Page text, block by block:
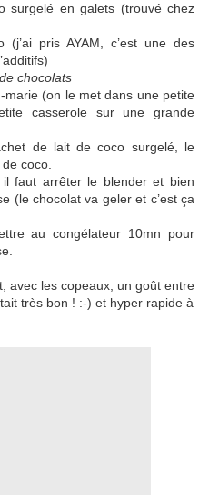
surgelé en galets (trouvé chez
pris AYAM, c’est une des
chocolats
(on le met dans une petite
casserole sur une grande
de lait de coco surgelé, le
coco.
faut arrêter le blender et bien
(le chocolat va geler et c’est ça
au congélateur 10mn pour
avec les copeaux, un goût entre
très bon ! :-) et hyper rapide à